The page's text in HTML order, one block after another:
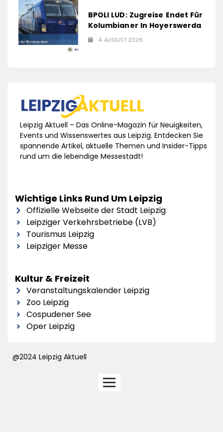
BPOLI LUD: Zugreise Endet Für
Kolumbianer In Hoyerswerda
4. AUGUST 2026
Leipzig Aktuell – Das Online-Magazin für Neuigkeiten,
Events und Wissenswertes aus Leipzig. Entdecken Sie
spannende Artikel, aktuelle Themen und Insider-Tipps
rund um die lebendige Messestadt!
Wichtige Links Rund Um Leipzig
Offizielle Webseite der Stadt Leipzig
Leipziger Verkehrsbetriebe (LVB)
Tourismus Leipzig
Leipziger Messe
Kultur & Freizeit
Veranstaltungskalender Leipzig
Zoo Leipzig
Cospudener See
Oper Leipzig
@2024 Leipzig Aktuell